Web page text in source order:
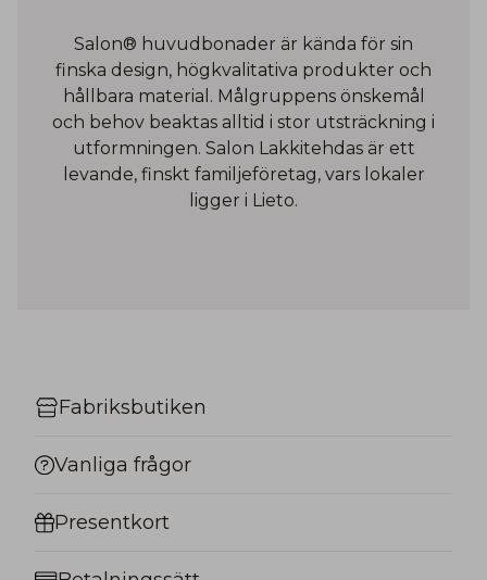
Salon® huvudbonader är kända för sin
finska design, högkvalitativa produkter och
hållbara material. Målgruppens önskemål
och behov beaktas alltid i stor utsträckning i
utformningen. Salon Lakkitehdas är ett
levande, finskt familjeföretag, vars lokaler
ligger i Lieto.
Fabriksbutiken
Vanliga frågor
Presentkort